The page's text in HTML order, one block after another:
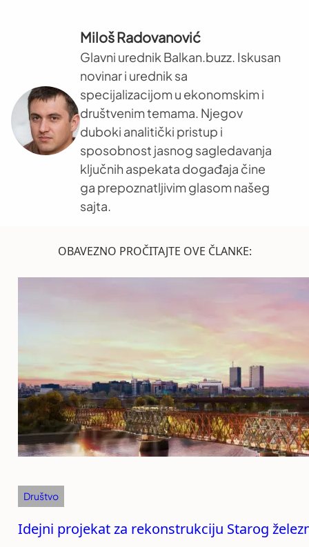
Miloš Radovanović
Glavni urednik Balkan.buzz. Iskusan
novinar i urednik sa
specijalizacijom u ekonomskim i
društvenim temama. Njegov
duboki analitički pristup i
sposobnost jasnog sagledavanja
ključnih aspekata događaja čine
ga prepoznatljivim glasom našeg
sajta.
OBAVEZNO PROČITAJTE OVE ČLANKE:
Društvo
Idejni projekat za rekonstrukciju Starog